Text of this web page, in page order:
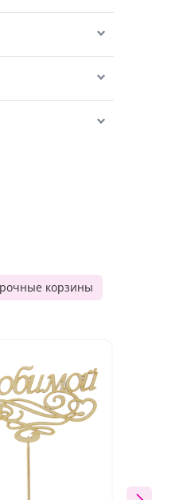
корзины